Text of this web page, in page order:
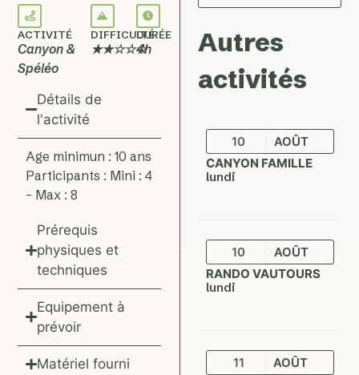
ACTIVITÉ
Canyon &
Spéléo
DIFFICULTÉ
★★☆☆☆
DURÉE
4h
Détails de
l'activité
Age minimun : 10 ans
Participants : Mini : 4
– Max : 8
Prérequis
physiques et
techniques
Equipement à
prévoir
Matériel fourni
Autres
activités
10
AOÛT
CANYON FAMILLE
lundi
10
AOÛT
RANDO VAUTOURS
lundi
11
AOÛT